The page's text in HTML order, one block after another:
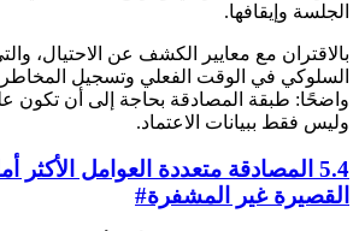
الجلسة وإيقافها.
بالاقتران مع معايير الكشف عن الاحتيال،
السلوكي في الوقت الفعلي وتسجيل
واضحًا: طبقة المصادقة بحاجة إلى أن تكون
وليس فقط ببيانات الاعتماد.
5.4 المصادقة متعددة العوامل الأكثر
القصيرة غير المشفرة#